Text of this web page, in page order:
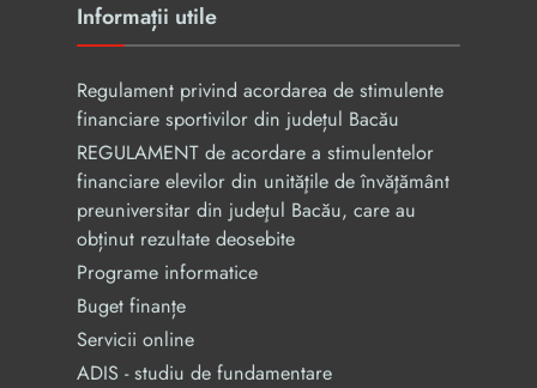
Informații utile
Regulament privind acordarea de stimulente
financiare sportivilor din județul Bacău
REGULAMENT de acordare a stimulentelor
financiare elevilor din unităţile de învăţământ
preuniversitar din judeţul Bacău, care au
obținut rezultate deosebite
Programe informatice
Buget finanțe
Servicii online
ADIS - studiu de fundamentare